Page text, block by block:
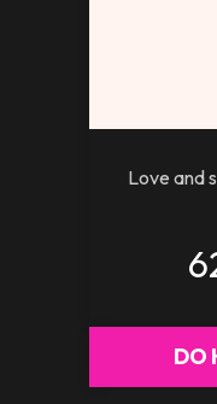
Love and
DO